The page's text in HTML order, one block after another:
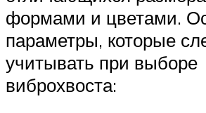
формами и цветами.
параметры, которые
учитывать при выборе
виброхвоста: